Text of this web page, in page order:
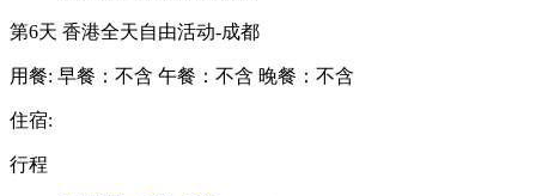
第6天 香港全天自由活动-成都
用餐: 早餐：不含 午餐：不含 晚餐：不含
住宿:
行程